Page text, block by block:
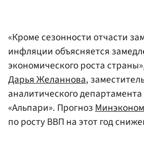
«Кроме сезонности отчасти
инфляции объясняется
экономического роста
Дарья Желаннова,
аналитического
«Альпари». Прогноз
по росту ВВП на этот год